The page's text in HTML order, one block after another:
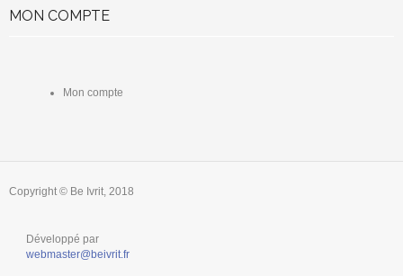
MON COMPTE
Mon compte
Copyright © Be Ivrit, 2018
Développé par
webmaster@beivrit.fr